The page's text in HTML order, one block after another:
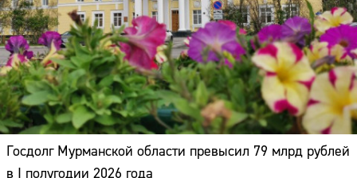
Госдолг Мурманской области превысил 79 млрд рублей
в I полугодии 2026 года